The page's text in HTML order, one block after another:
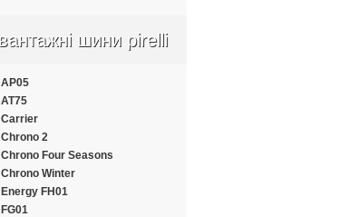
Armforce
Atlander
Aufine
Austone
Autogrip
Barum
Benton
Bestrich
BFGoodrich
вантажні шини pirelli
AP05
AT75
Carrier
Chrono 2
Chrono Four Seasons
Chrono Winter
Energy FH01
FG01